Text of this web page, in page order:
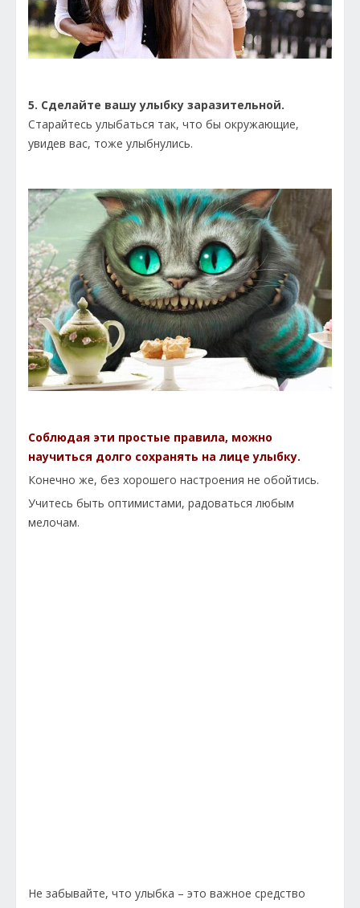
5. Сделайте вашу улыбку заразительной.
Старайтесь улыбаться так, что бы окружающие,
увидев вас, тоже улыбнулись.
Соблюдая эти простые правила, можно
научиться долго сохранять на лице улыбку.
Конечно же, без хорошего настроения не обойтись.
Учитесь быть оптимистами, радоваться любым
мелочам.
Не забывайте, что улыбка – это важное средство